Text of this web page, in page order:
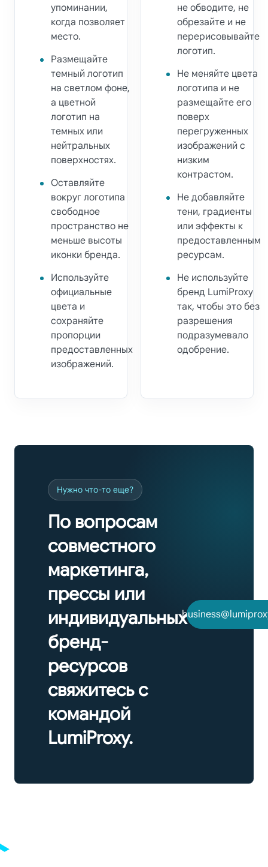
упоминании,
когда позволяет
место.
Размещайте
темный логотип
на светлом фоне,
а цветной
логотип на
темных или
нейтральных
поверхностях.
Оставляйте
вокруг логотипа
свободное
пространство не
меньше высоты
иконки бренда.
Используйте
официальные
цвета и
сохраняйте
пропорции
предоставленных
изображений.
не обводите, не
обрезайте и не
перерисовывайте
логотип.
Не меняйте цвета
логотипа и не
размещайте его
поверх
перегруженных
изображений с
низким
контрастом.
Не добавляйте
тени, градиенты
или эффекты к
предоставленным
ресурсам.
Не используйте
бренд LumiProxy
так, чтобы это без
разрешения
подразумевало
одобрение.
Нужно что-то еще?
По вопросам
совместного
маркетинга,
прессы или
индивидуальных
бренд-
ресурсов
свяжитесь с
командой
LumiProxy.